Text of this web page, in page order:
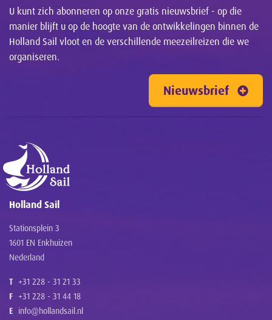
U kunt zich abonneren op onze gratis nieuwsbrief - op die
manier blijft u op de hoogte van de ontwikkelingen binnen de
Holland Sail vloot en de verschillende meezeilreizen die we
organiseren.
Nieuwsbrief
Holland Sail
Stationsplein 3
1601 EN Enkhuizen
Nederland
T +31 228 - 31 21 33
F +31 228 - 31 44 18
E info@hollandsail.nl